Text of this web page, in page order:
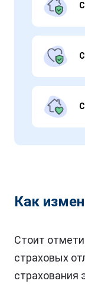
Как
Стоит
страховых
страхования